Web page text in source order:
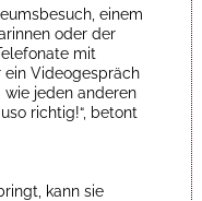
einem
oder der
mit
ein Videogespräch
wie jeden anderen
richtig!“, betont
kann sie